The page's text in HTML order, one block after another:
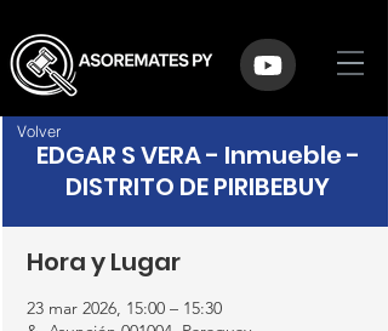
EDGAR S VERA - Inmueble -
DISTRITO DE PIRIBEBUY
Hora y Lugar
23 mar 2026, 15:00 – 15:30
Volver